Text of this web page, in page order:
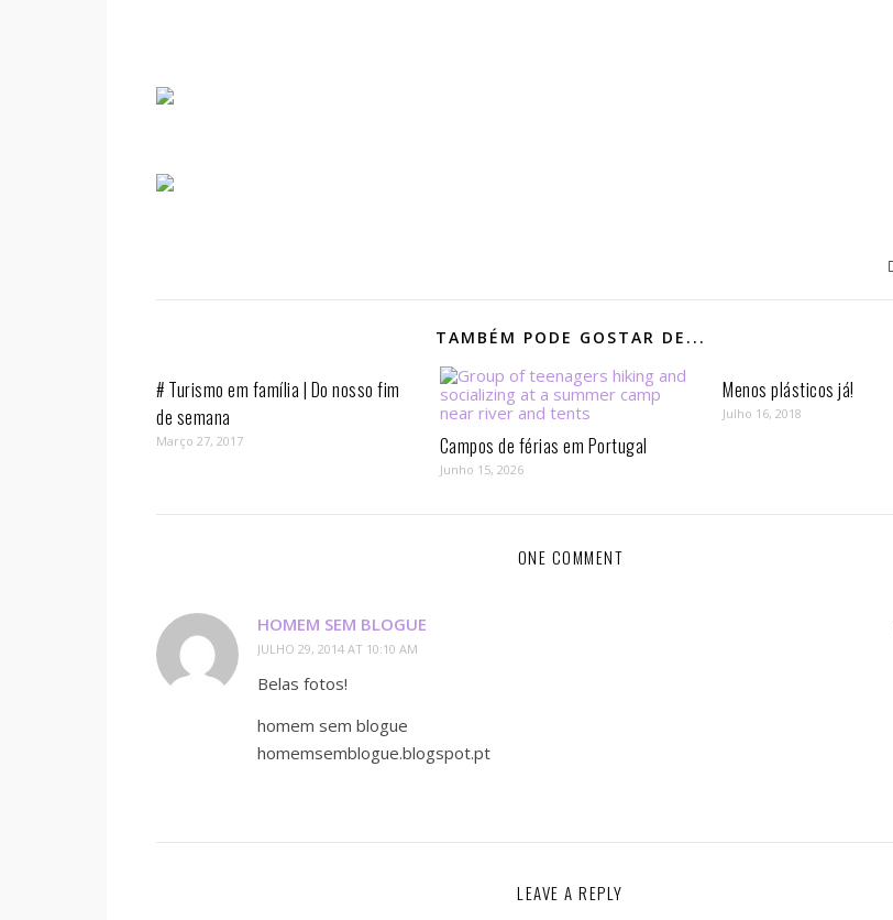
TAMBÉM PODE GOSTAR DE...
# Turismo em família | Do nosso fim
de semana
Março 27, 2017 Campos de férias em Portugal
Junho 15, 2026
Menos plásticos já!
Julho 16, 2018
ONE COMMENT
HOMEM SEM BLOGUE
JULHO 29, 2014 AT 10:10 AM
Belas fotos!
homem sem blogue
homemsemblogue.blogspot.pt
LEAVE A REPLY